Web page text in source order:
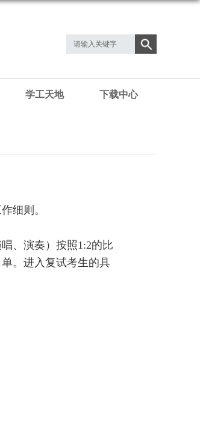
学工天地 下载中心
细则。
、演奏）按照1:2的比
。进入复试考生的具